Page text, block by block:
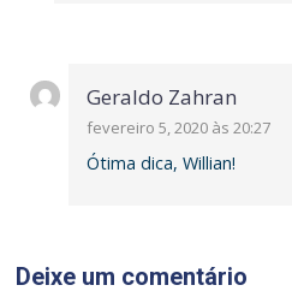
Geraldo Zahran
fevereiro 5, 2020 às 20:27
Ótima dica, Willian!
Deixe um comentário